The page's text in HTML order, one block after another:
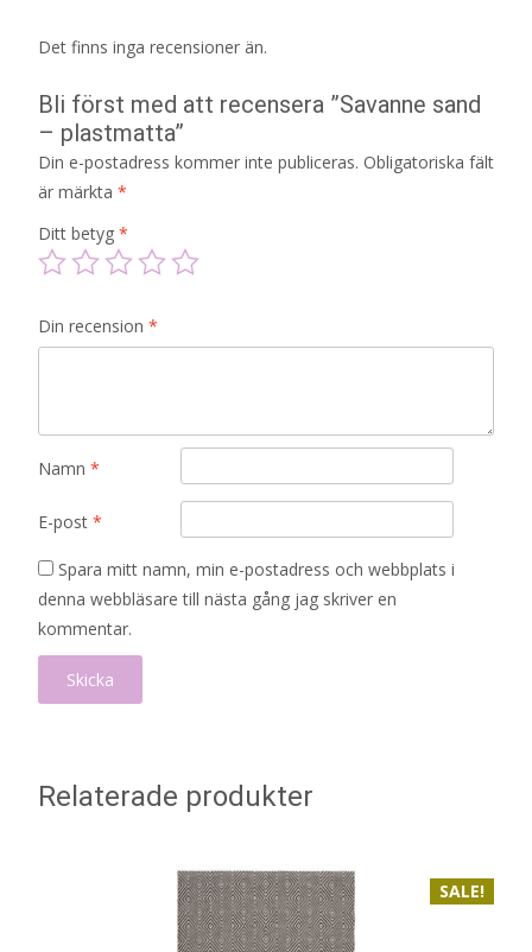
Det finns inga recensioner än.
Bli först med att recensera ”Savanne sand
– plastmatta”
Din e-postadress kommer inte publiceras. Obligatoriska fält
är märkta *
Ditt betyg *
Din recension *
Namn *
E-post *
Spara mitt namn, min e-postadress och webbplats i
denna webbläsare till nästa gång jag skriver en
kommentar.
Relaterade produkter
SALE!